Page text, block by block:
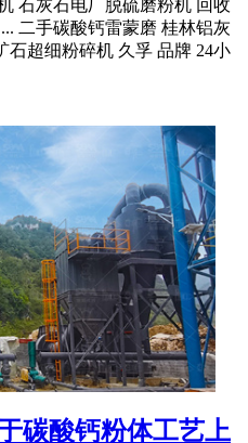
石灰石电厂脱硫磨粉机 回收
二手碳酸钙雷蒙磨 桂林铝灰
石超细粉碎机 久孚 品牌 24小
碳酸钙粉体工艺上